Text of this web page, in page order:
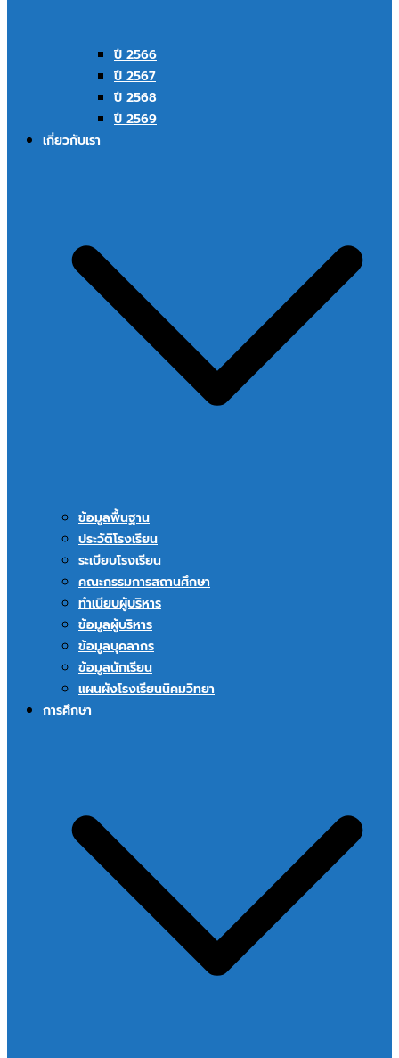
ปี 2566
ปี 2567
ปี 2568
ปี 2569
เกี่ยวกับเรา
ข้อมูลพื้นฐาน
ประวัติโรงเรียน
ระเบียบโรงเรียน
คณะกรรมการสถานศึกษา
ทำเนียบผู้บริหาร
ข้อมูลผู้บริหาร
ข้อมูลบุคลากร
ข้อมูลนักเรียน
แผนผังโรงเรียนนิคมวิทยา
การศึกษา